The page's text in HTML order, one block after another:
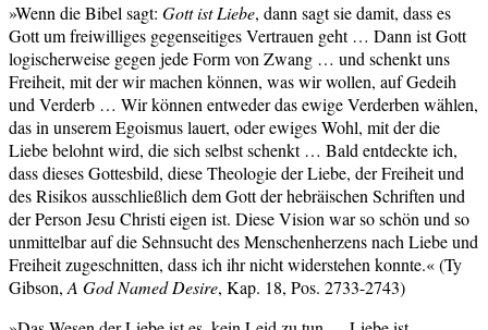
»Wenn die Bibel sagt: Gott ist Liebe, dann sagt sie damit, dass es
Gott um freiwilliges gegenseitiges Vertrauen geht … Dann ist Gott
logischerweise gegen jede Form von Zwang … und schenkt uns
Freiheit, mit der wir machen können, was wir wollen, auf Gedeih
und Verderb … Wir können entweder das ewige Verderben wählen,
das in unserem Egoismus lauert, oder ewiges Wohl, mit der die
Liebe belohnt wird, die sich selbst schenkt … Bald entdeckte ich,
dass dieses Gottesbild, diese Theologie der Liebe, der Freiheit und
des Risikos ausschließlich dem Gott der hebräischen Schriften und
der Person Jesu Christi eigen ist. Diese Vision war so schön und so
unmittelbar auf die Sehnsucht des Menschenherzens nach Liebe und
Freiheit zugeschnitten, dass ich ihr nicht widerstehen konnte.« (Ty
Gibson, A God Named Desire, Kap. 18, Pos. 2733-2743)